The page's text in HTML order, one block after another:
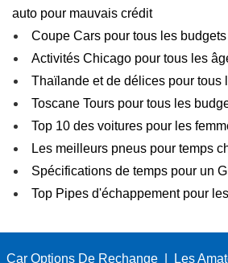
auto pour mauvais crédit
Coupe Cars pour tous les budgets
Activités Chicago pour tous les
Thaïlande et de délices pour tous
Toscane Tours pour tous les
Top 10 des voitures pour les
Les meilleurs pneus pour temps
Spécifications de temps pour un
Top Pipes d'échappement pour
Car Options De Rechange Les